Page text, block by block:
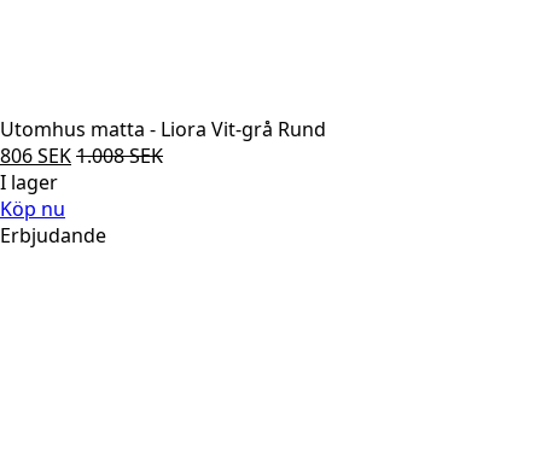
Utomhus matta - Liora Vit-grå Rund
806SEK1.008SEK
I lager
Köp nu
Erbjudande